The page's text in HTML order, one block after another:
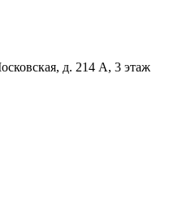
д. 214 А, 3 этаж